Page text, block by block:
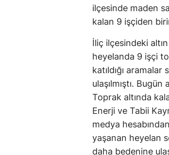
ilçesinde maden
kalan 9 işçiden
İliç ilçesindeki
heyelanda 9 işçi
katıldığı
ulaşılmıştı.
Toprak altında
Enerji ve Tabii
medya
yaşanan heyelan
daha bedenine